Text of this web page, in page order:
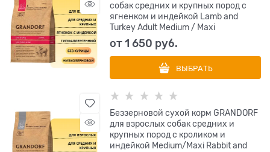
собак средних и крупных пород с
ягненком и индейкой Lamb and
Turkey Adult Medium / Maxi
от1 650 руб.
ВЫБРАТЬ
Беззерновой cухой корм GRANDORF
для взрослых собак средних и
крупных пород с кроликом и
индейкой Medium/Maxi Rabbit and